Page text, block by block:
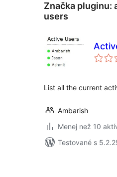
Značka pluginu:
users
List all the current
Ambarish
Menej než 10
Testované s